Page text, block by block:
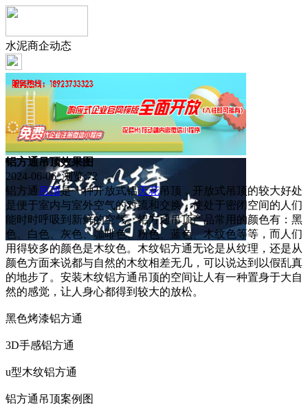
水泥商企动态
铝方通吊顶效果图
2024-06-06 浏览:72
铝方通 吊顶是一种开放式铝天花吊顶，开放式吊顶的较大好处
是便于室内与室外空气的对流和交换，使处于密闭空间的人们
能时时呼吸到新鲜的空气。铝方通吊顶产品常用的颜色有：黑
色、白色、灰色、咖啡色、粉色、蓝色、木纹色等等，而人们
用得较多的颜色是木纹色。木纹铝方通无论是从纹理，还是从
颜色方面来说都与自然的木纹相差无几，可以说达到以假乱真
的地步了。安装木纹铝方通吊顶的空间让人有一种置身于大自
然的感觉，让人身心都得到较大的放松。
黑色烤漆铝方通
3D手感铝方通
u型木纹铝方通
铝方通吊顶案例图